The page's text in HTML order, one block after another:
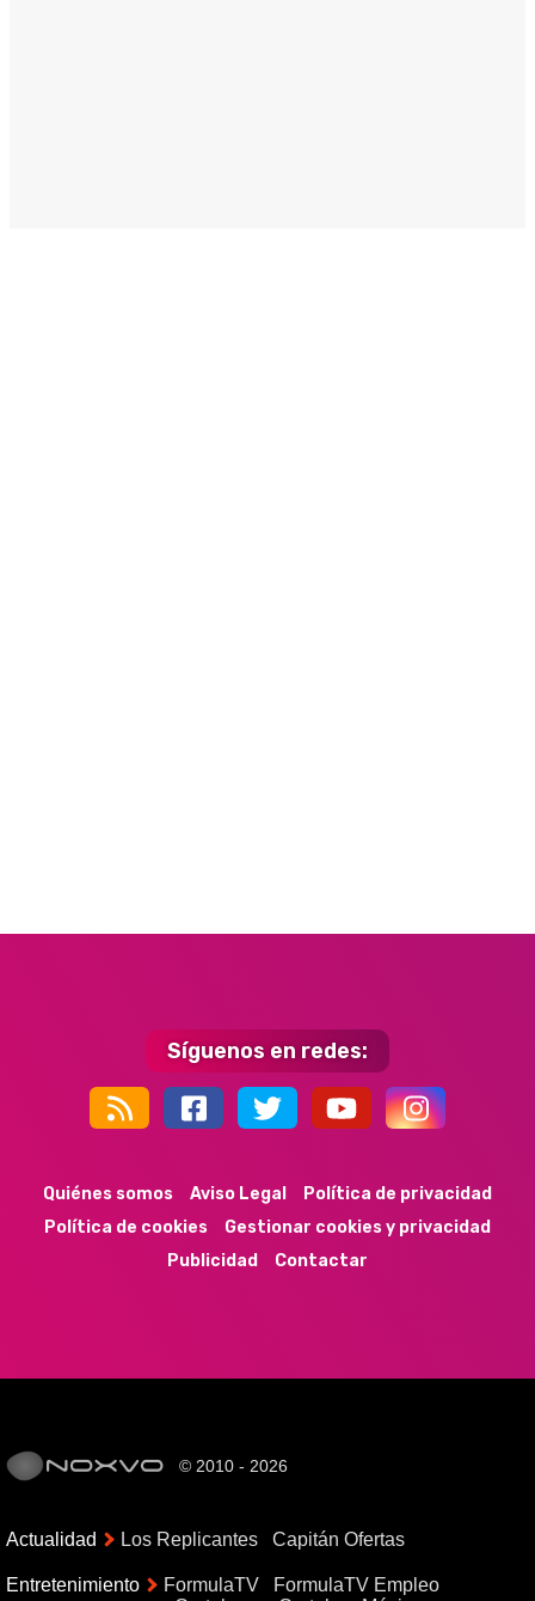
Síguenos en redes:
Quiénes somos Aviso Legal
Política de privacidad
Política de cookies
Gestionar cookies y privacidad
Publicidad
Contactar
© 2010 - 2026
Actualidad Los Replicantes Capitán Ofertas
Entretenimiento FormulaTV
FormulaTV Empleo